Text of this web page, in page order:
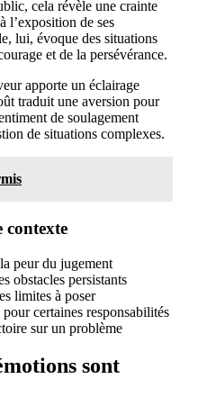
cela révèle une crainte
l’exposition de ses
lui, évoque des situations
et de la persévérance.
apporte un éclairage
traduit une aversion pour
de soulagement
de situations complexes.
contexte
peur du jugement
obstacles persistants
limites à poser
certaines responsabilités
sur un problème
sont